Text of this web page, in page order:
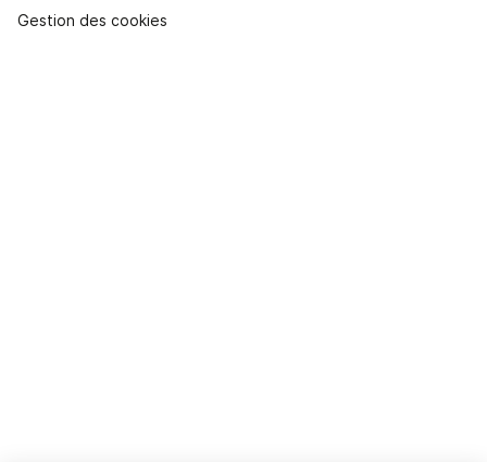
Gestion des cookies